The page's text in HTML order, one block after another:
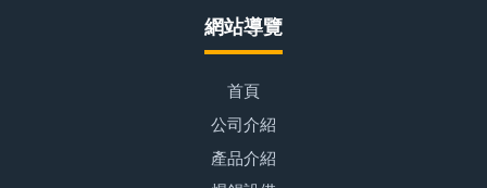
網站導覽
首頁
公司介紹
產品介紹